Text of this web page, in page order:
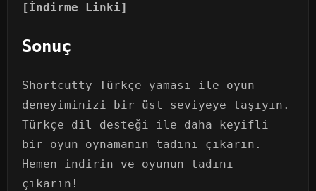
[İndirme Linki]
Sonuç
Shortcutty Türkçe yaması ile oyun
deneyiminizi bir üst seviyeye taşıyın.
Türkçe dil desteği ile daha keyifli
bir oyun oynamanın tadını çıkarın.
Hemen indirin ve oyunun tadını
çıkarın!